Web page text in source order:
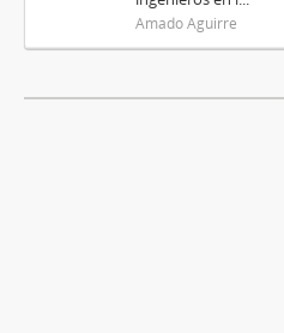
Amado Aguirre